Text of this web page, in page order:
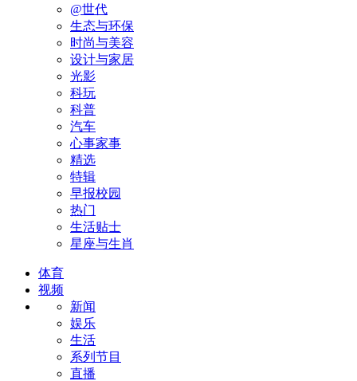
@世代
生态与环保
时尚与美容
设计与家居
光影
科玩
科普
汽车
心事家事
精选
特辑
早报校园
热门
生活贴士
星座与生肖
体育
视频
新闻
娱乐
生活
系列节目
直播